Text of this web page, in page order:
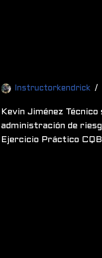
Instructorkendrick
Kevin Jiménez
administración de
Ejercicio Práctico